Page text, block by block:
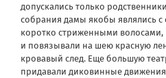
допускались только
собрания дамы якобы являлись
коротко стриженными волосами,
и повязывали на шею красную
кровавый след. Еще большую
придавали диковинные